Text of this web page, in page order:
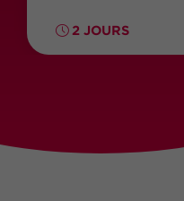
2 JOURS